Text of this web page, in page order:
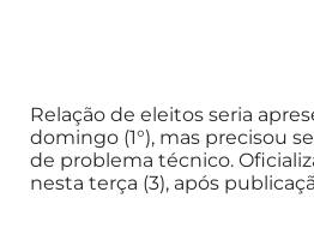
Relação de eleitos seria
domingo (1°), mas precisou
de problema técnico.
nesta terça (3), após